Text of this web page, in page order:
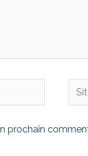
prochain